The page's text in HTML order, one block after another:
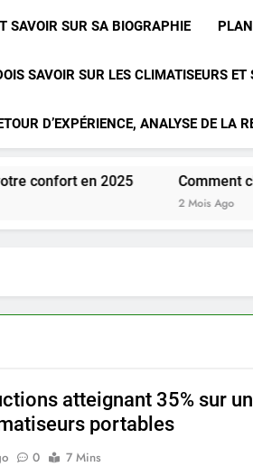
SAVOIR SUR SA BIOGRAPHIE
SAVOIR SUR LES CLIMATISEURS ET
D’EXPÉRIENCE, ANALYSE DE LA
2025 Comment choisir la
atteignant 35% sur
portables
0
7 Mins